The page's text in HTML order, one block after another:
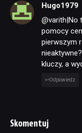
Hugo1979
@varith|No
pomocy
pierwszym
kluczy, a
Odpowiedz
Skomentuj